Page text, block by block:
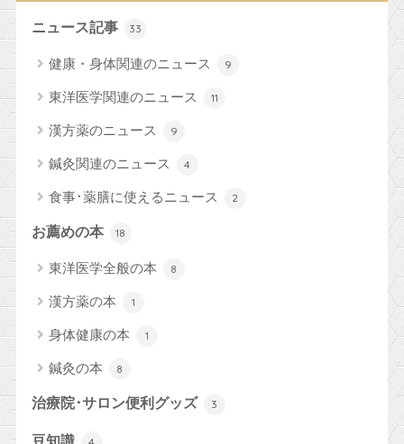
ニュース記事 33
健康・身体関連のニュース 9
東洋医学関連のニュース 11
漢方薬のニュース 9
鍼灸関連のニュース 4
食事･薬膳に使えるニュース 2
お薦めの本 18
東洋医学全般の本 8
漢方薬の本 1
身体健康の本 1
鍼灸の本 8
治療院･サロン便利グッズ 3
豆知識